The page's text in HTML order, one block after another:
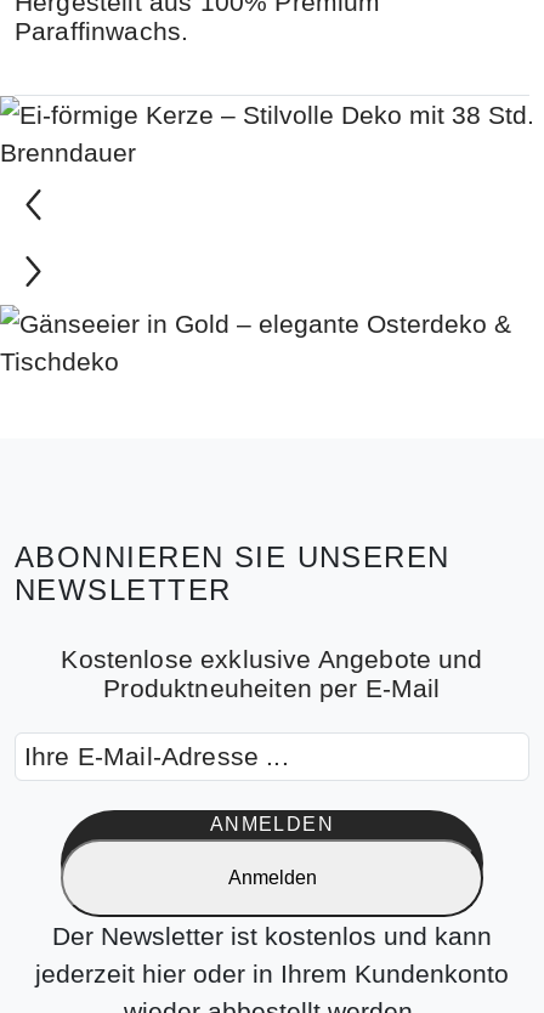
Paraffinwachs.
ABONNIEREN SIE UNSEREN
NEWSLETTER
Kostenlose exklusive Angebote und
Produktneuheiten per E-Mail
ANMELDEN
Anmelden
Der Newsletter ist kostenlos und kann
jederzeit hier oder in Ihrem Kundenkonto